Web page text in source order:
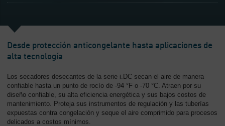
Desde protección anticongelante hasta aplicaciones de
alta tecnología
Los secadores desecantes de la serie i.DC secan el aire de manera
confiable hasta un punto de rocío de -94 °F o -70 °C. Atraen por su
diseño confiable, su alta eficiencia energética y sus bajos costos de
mantenimiento. Proteja sus instrumentos de regulación y las tuberías
expuestas contra congelación y seque el aire comprimido para procesos
delicados a costos mínimos.